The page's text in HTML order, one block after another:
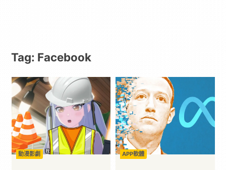
漫
二
次
元
Tag: Facebook
動漫影劇 APP軟體